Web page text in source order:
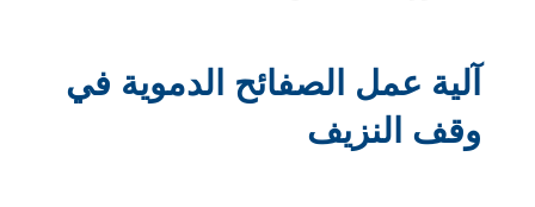
آلية عمل الصفائح الدموية في
وقف النزيف